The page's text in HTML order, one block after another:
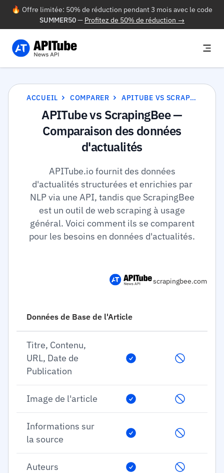
🔥 Offre limitée: 50% de réduction pendant 3 mois avec le code
SUMMER50— Profitez de 50% de réduction →
ACCUEIL COMPARER APITUBE VS SCRAPINGBEE
APITube vs ScrapingBee —
Comparaison des données
d'actualités
APITube.io fournit des données
d'actualités structurées et enrichies par
NLP via une API, tandis que ScrapingBee
est un outil de web scraping à usage
général. Voici comment ils se comparent
pour les besoins en données d'actualités.
scrapingbee.com
Données de Base de l'Article
Titre, Contenu,
URL, Date de
Publication
Image de l'article
Informations sur
la source
Auteurs